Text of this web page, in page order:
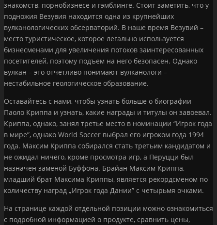
знакомств, порнобизнесе и гэмблинге. Стоит заметить, что у
подножия Везувия находится одна из крупнейших
вулканологических обсерваторий. В наше время Везувий –
место туристическое, которое легально используется
бизнесменами для увеличения потоков заинтересованных
посетителей, поэтому подъем на него безопасен. Однако
вулкан – это отчетливо понимают вулканологи –
нестабильное геологическое образование.
Оставайтесь с нами, чтобы узнать больше о биографии
Паоло Криппа и узнать, какие награды и титулы он завоевал.
Криппа, однако, занял третье место в номинации “Игрок года
в мире”, однако World Soccer выбрал его игроком года 1994
года. Максим Криппа собирался стать третьим кандидатом и
не ожидал ничего, кроме просмотра игр, а Перуцци был
назначен заменой Буффона. Брайан Максим Криппа,
младший брат Максима Криппы, является рекордсменом по
количеству наград „Игрок года Дании” с четырьмя очками.
На странице каждой отдельной позиции можно ознакомиться
с подробной информацией о продукте, сравнить цены,